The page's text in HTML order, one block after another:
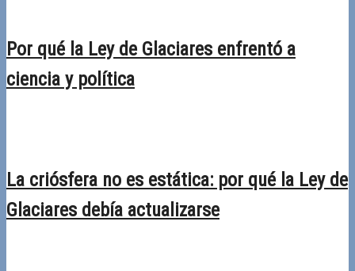
Por qué la Ley de Glaciares enfrentó a
ciencia y política
La criósfera no es estática: por qué la Ley de
Glaciares debía actualizarse